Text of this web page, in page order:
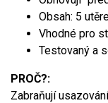
Obsah: 5
Vhodné pro
Testovaný a
PROČ?:
Zabraňují